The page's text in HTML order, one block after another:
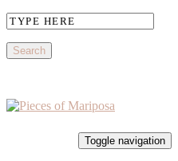
Toggle navigation